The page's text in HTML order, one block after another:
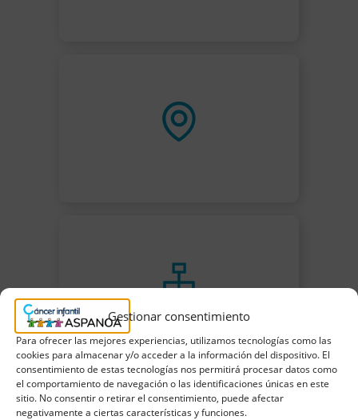
Gestionar consentimiento
Para ofrecer las mejores experiencias, utilizamos tecnologías como las
cookies para almacenar y/o acceder a la información del dispositivo. El
consentimiento de estas tecnologías nos permitirá procesar datos como
el comportamiento de navegación o las identificaciones únicas en este
sitio. No consentir o retirar el consentimiento, puede afectar
negativamente a ciertas características y funciones.